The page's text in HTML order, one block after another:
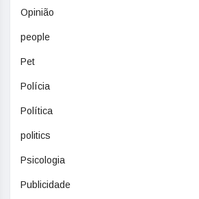
Opinião
people
Pet
Polícia
Política
politics
Psicologia
Publicidade